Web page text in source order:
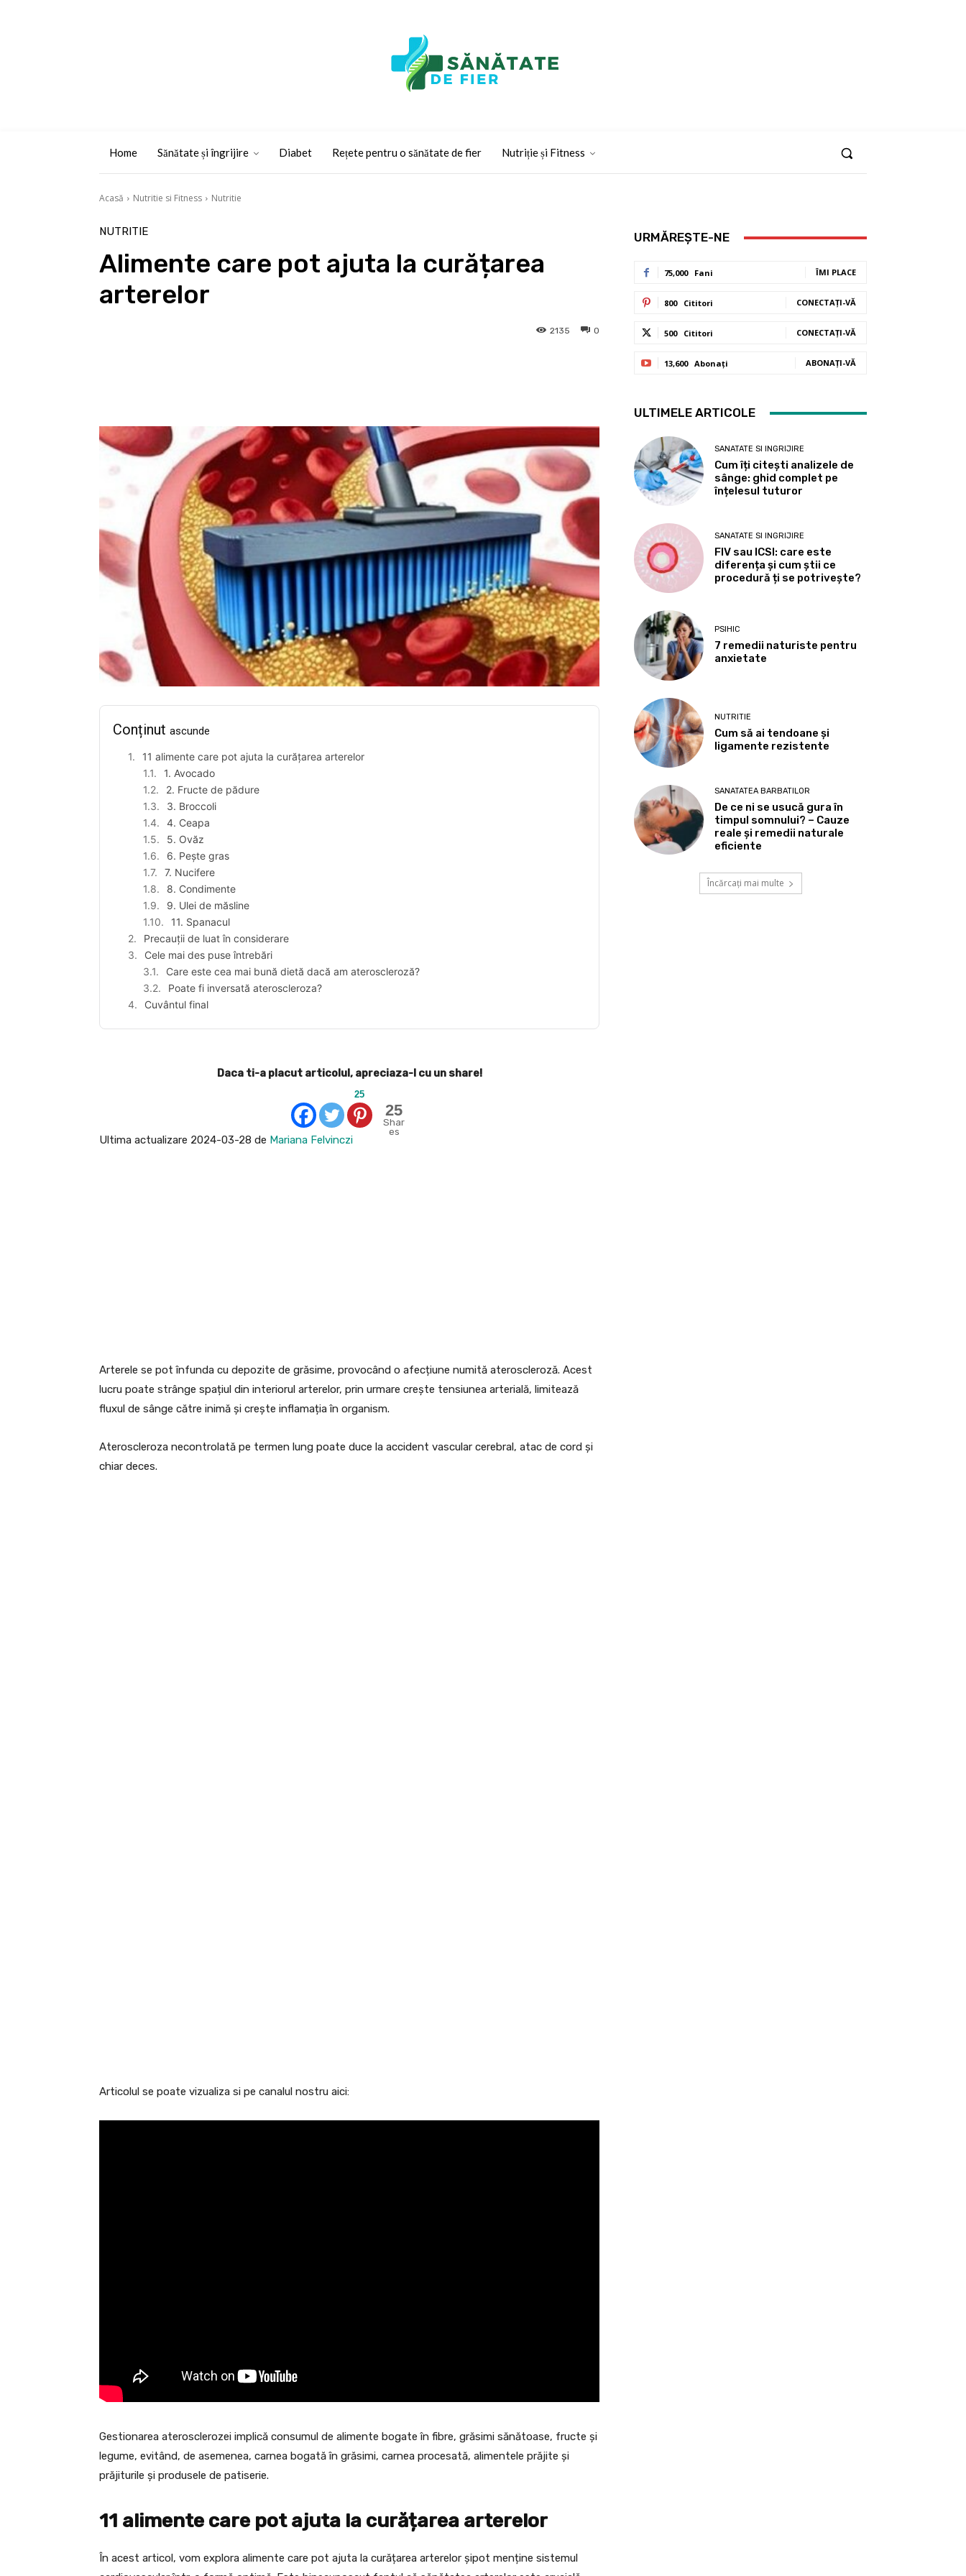
Home Sănătate și îngrijire Diabet Rețete pentru o sănătate de fier Nutriție și Fitness
Acasă Nutritie si Fitness Nutritie
NUTRITIE
Alimente care pot ajuta la curățarea
arterelor
0
2135
Conținut ascunde
11 alimente care pot ajuta la curățarea arterelor
1. Avocado
2. Fructe de pădure
3. Broccoli
4. Ceapa
5. Ovăz
6. Pește gras
7. Nucifere
8. Condimente
9. Ulei de măsline
11. Spanacul
Precauții de luat în considerare
Cele mai des puse întrebări
Care este cea mai bună dietă dacă am ateroscleroză?
Poate fi inversată ateroscleroza?
Cuvântul final
Daca ti-a placut articolul, apreciaza-l cu un share!
25
25
Shar
es
Ultima actualizare 2024-03-28 de Mariana Felvinczi
Arterele se pot înfunda cu depozite de grăsime, provocând o afecțiune numită ateroscleroză. Acest
lucru poate strânge spațiul din interiorul arterelor, prin urmare crește tensiunea arterială, limitează
fluxul de sânge către inimă și crește inflamația în organism.
Ateroscleroza necontrolată pe termen lung poate duce la accident vascular cerebral, atac de cord și
chiar deces.
Articolul se poate vizualiza si pe canalul nostru aici:
Gestionarea aterosclerozei implică consumul de alimente bogate în fibre, grăsimi sănătoase, fructe și
legume, evitând, de asemenea, carnea bogată în grăsimi, carnea procesată, alimentele prăjite și
prăjiturile și produsele de patiserie.
11 alimente care pot ajuta la curățarea arterelor
În acest articol, vom explora alimente care pot ajuta la curățarea arterelor șipot menține sistemul
URMĂREȘTE-NE
75,000 Fani ÎMI PLACE
800 Cititori CONECTAȚI-VĂ
500 Cititori CONECTAȚI-VĂ
13,600 Abonați ABONAȚI-VĂ
ULTIMELE ARTICOLE
SANATATE SI INGRIJIRE
Cum îți citești analizele de
sânge: ghid complet pe
înțelesul tuturor
SANATATE SI INGRIJIRE
FIV sau ICSI: care este
diferența și cum știi ce
procedură ți se potrivește?
PSIHIC
7 remedii naturiste pentru
anxietate
NUTRITIE
Cum să ai tendoane şi
ligamente rezistente
SANATATEA BARBATILOR
De ce ni se usucă gura în
timpul somnului? – Cauze
reale și remedii naturale
eficiente
Încărcați mai multe